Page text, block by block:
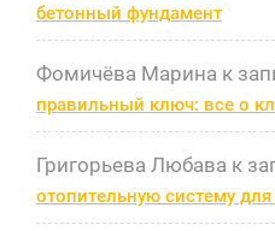
бетонный фундамент
Фомичёва Марина к
правильный ключ: все о
Григорьева Любава к
отопительную систему для